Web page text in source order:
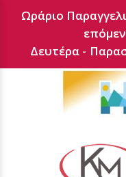
Ωράριο
Δευτέρα -